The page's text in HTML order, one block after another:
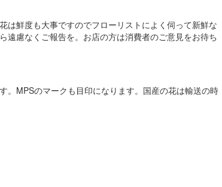
は鮮度も大事ですのでフローリストによく伺って新鮮な
遠慮なくご報告を。お店の方は消費者のご意見をお待ち
。MPSのマークも目印になります。国産の花は輸送の時